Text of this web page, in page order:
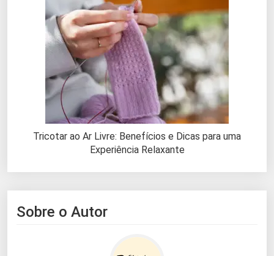
Tricotar ao Ar Livre: Benefícios e Dicas para uma
Experiência Relaxante
Sobre o Autor